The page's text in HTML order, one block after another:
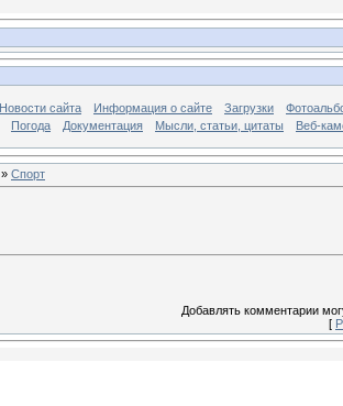
Новости сайта Информация о сайте Загрузки
Погода
Документация Мысли, статьи, цитаты Веб-
» Спорт
Добавлять комментарии
[